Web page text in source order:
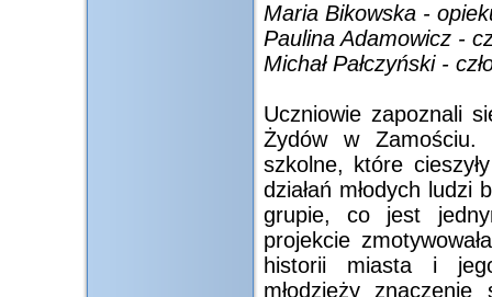
Maria Bikowska -
Paulina Adamowicz -
Michał Pałczyński -
Uczniowie zapoznali
Żydów w Zamościu.
szkolne, które
działań młodych ludzi
grupie, co jest
projekcie
historii miasta i jego
młodzieży